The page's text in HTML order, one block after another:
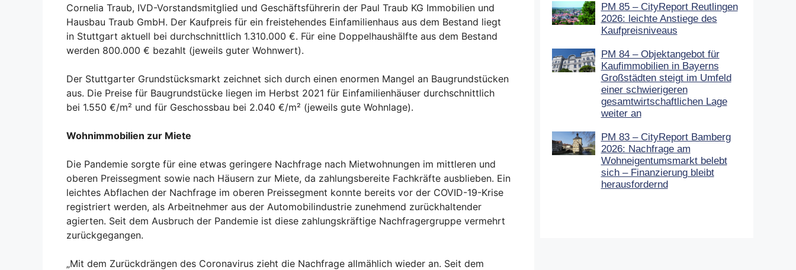
Cornelia Traub, IVD-Vorstandsmitglied und Geschäftsführerin der Paul Traub KG Immobilien und
Hausbau Traub GmbH. Der Kaufpreis für ein freistehendes Einfamilienhaus aus dem Bestand liegt
in Stuttgart aktuell bei durchschnittlich 1.310.000 €. Für eine Doppelhaushälfte aus dem Bestand
werden 800.000 € bezahlt (jeweils guter Wohnwert).
Der Stuttgarter Grundstücksmarkt zeichnet sich durch einen enormen Mangel an Baugrundstücken
aus. Die Preise für Baugrundstücke liegen im Herbst 2021 für Einfamilienhäuser durchschnittlich
bei 1.550 €/m² und für Geschossbau bei 2.040 €/m² (jeweils gute Wohnlage).
Wohnimmobilien zur Miete
Die Pandemie sorgte für eine etwas geringere Nachfrage nach Mietwohnungen im mittleren und
oberen Preissegment sowie nach Häusern zur Miete, da zahlungsbereite Fachkräfte ausblieben. Ein
leichtes Abflachen der Nachfrage im oberen Preissegment konnte bereits vor der COVID-19-Krise
registriert werden, als Arbeitnehmer aus der Automobilindustrie zunehmend zurückhaltender
agierten. Seit dem Ausbruch der Pandemie ist diese zahlungskräftige Nachfragergruppe vermehrt
zurückgegangen.
„Mit dem Zurückdrängen des Coronavirus zieht die Nachfrage allmählich wieder an. Seit dem
PM 85 – CityReport Reutlingen
2026: leichte Anstiege des
Kaufpreisniveaus
PM 84 – Objektangebot für
Kaufimmobilien in Bayerns
Großstädten steigt im Umfeld
einer schwierigeren
gesamtwirtschaftlichen Lage
weiter an
PM 83 – CityReport Bamberg
2026: Nachfrage am
Wohneigentumsmarkt belebt
sich – Finanzierung bleibt
herausfordernd